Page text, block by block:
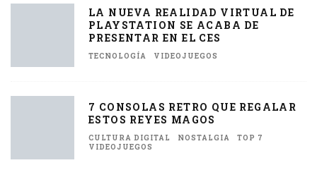
LA NUEVA REALIDAD VIRTUAL DE
PLAYSTATION SE ACABA DE
PRESENTAR EN EL CES
TECNOLOGÍA VIDEOJUEGOS
7 CONSOLAS RETRO QUE REGALAR
ESTOS REYES MAGOS
CULTURA DIGITAL NOSTALGIA
TOP 7
VIDEOJUEGOS